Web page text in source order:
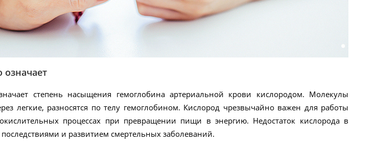
означает
степень насыщения гемоглобина артериальной крови кислородом. Молекулы
легкие, разносятся по телу гемоглобином. Кислород чрезвычайно важен для работы
процессах при превращении пищи в энергию. Недостаток кислорода в
и развитием смертельных заболеваний.